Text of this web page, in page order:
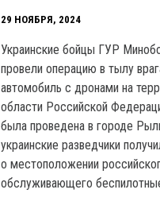
29 НОЯБРЯ, 2024
Украинские бойцы ГУР
провели операцию в тылу
автомобиль с дронами на
области Российской
была проведена в городе
украинские разведчики
о местоположении
обслуживающего